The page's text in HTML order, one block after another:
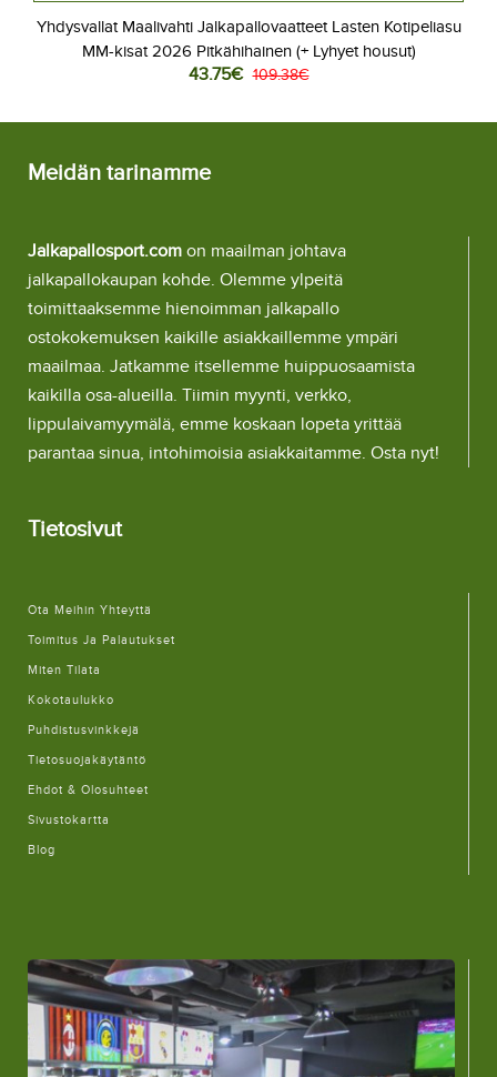
Yhdysvallat Maalivahti Jalkapallovaatteet Lasten Kotipeliasu
MM-kisat 2026 Pitkähihainen (+ Lyhyet housut)
43.75€ 109.38€
Meidän tarinamme
Jalkapallosport.com on maailman johtava
jalkapallokaupan kohde. Olemme ylpeitä
toimittaaksemme hienoimman jalkapallo
ostokokemuksen kaikille asiakkaillemme ympäri
maailmaa. Jatkamme itsellemme huippuosaamista
kaikilla osa-alueilla. Tiimin myynti, verkko,
lippulaivamyymälä, emme koskaan lopeta yrittää
parantaa sinua, intohimoisia asiakkaitamme. Osta nyt!
Tietosivut
Ota Meihin Yhteyttä
Toimitus Ja Palautukset
Miten Tilata
Kokotaulukko
Puhdistusvinkkejä
Tietosuojakäytäntö
Ehdot & Olosuhteet
Sivustokartta
Blog